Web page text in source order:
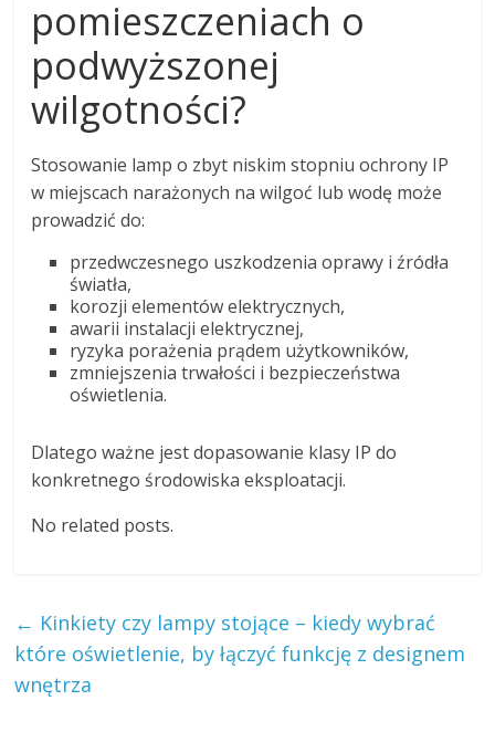
pomieszczeniach o
podwyższonej
wilgotności?
Stosowanie lamp o zbyt niskim stopniu ochrony IP
w miejscach narażonych na wilgoć lub wodę może
prowadzić do:
przedwczesnego uszkodzenia oprawy i źródła
światła,
korozji elementów elektrycznych,
awarii instalacji elektrycznej,
ryzyka porażenia prądem użytkowników,
zmniejszenia trwałości i bezpieczeństwa
oświetlenia.
Dlatego ważne jest dopasowanie klasy IP do
konkretnego środowiska eksploatacji.
No related posts.
← Kinkiety czy lampy stojące – kiedy wybrać
które oświetlenie, by łączyć funkcję z designem
wnętrza